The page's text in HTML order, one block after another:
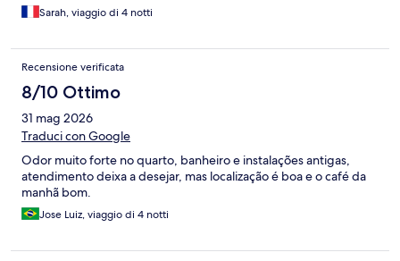
Sarah, viaggio di 4 notti
Recensione verificata
8/10 Ottimo
31 mag 2026
Traduci con Google
Odor muito forte no quarto, banheiro e instalações antigas,
atendimento deixa a desejar, mas localização é boa e o café da
manhã bom.
Jose Luiz, viaggio di 4 notti